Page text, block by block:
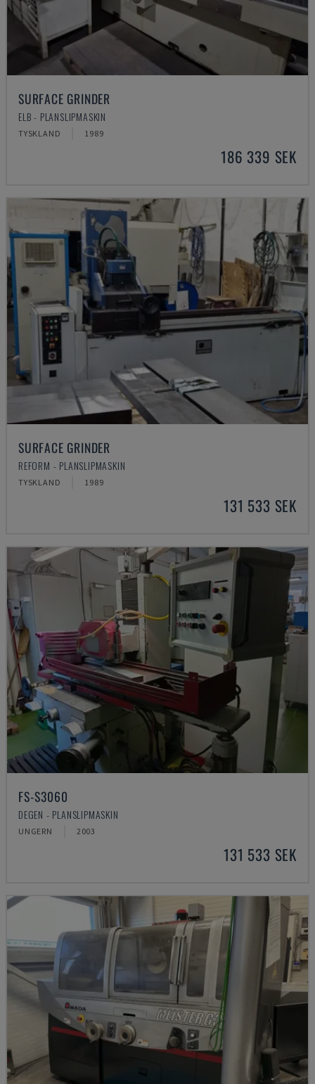
SURFACE GRINDER
ELB - PLANSLIPMASKIN
TYSKLAND 1989
186 339 SEK
SURFACE GRINDER
REFORM - PLANSLIPMASKIN
TYSKLAND 1989
131 533 SEK
FS-S3060
DEGEN - PLANSLIPMASKIN
UNGERN 2003
131 533 SEK